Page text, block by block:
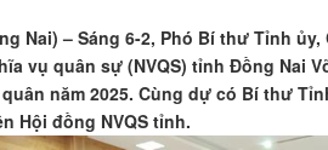
Nai) – Sáng 6-2, Phó Bí thư Tỉnh
vụ quân sự (NVQS) tỉnh Đồng Nai
năm 2025. Cùng dự có Bí thư
Hội đồng NVQS tỉnh.